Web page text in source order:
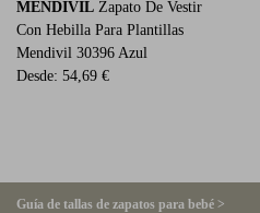
MENDIVIL Zapato De Vestir
Con Hebilla Para Plantillas
Mendivil 30396 Azul
Desde: 54,69 €
Guía de tallas de zapatos para bebé >